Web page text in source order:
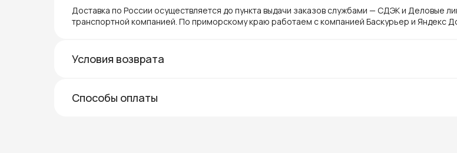
Доставка по России осуществляется до пункта выдачи заказов службами — СДЭК и Деловые
транспортной компанией. По приморскому краю работаем с компанией Баскурьер и Яндекс
Условия возврата
Способы оплаты